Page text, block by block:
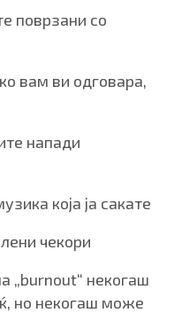
поврзани со
вам ви одговара,
напади
која ја сакате
чекори
„burnout“ некогаш
но некогаш може